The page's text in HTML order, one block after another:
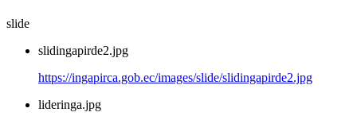
slide
slidingapirde2.jpg
https://ingapirca.gob.ec/images/slide/slidingapirde2.jpg
lideringa.jpg